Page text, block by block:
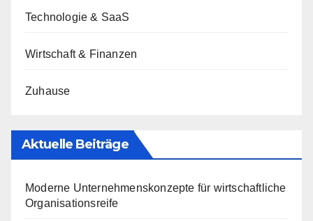
Technologie & SaaS
Wirtschaft & Finanzen
Zuhause
Aktuelle Beiträge
Moderne Unternehmenskonzepte für wirtschaftliche
Organisationsreife